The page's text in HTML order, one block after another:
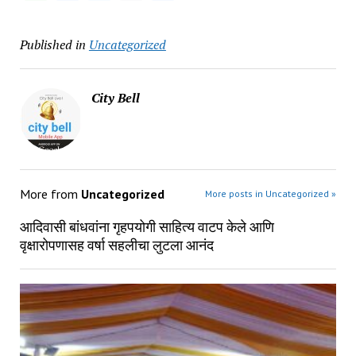
Published in Uncategorized
City Bell
More from Uncategorized More posts in Uncategorized »
आदिवासी बांधवांना गृहपयोगी साहित्य वाटप केले आणि
वृक्षारोपणासह वर्षा सहलीचा लुटला आनंद